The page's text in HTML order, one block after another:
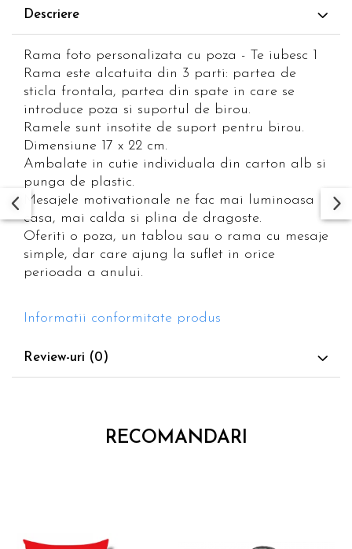
Descriere
Rama foto personalizata cu poza - Te iubesc 1
Rama este alcatuita din 3 parti: partea de
sticla frontala, partea din spate in care se
introduce poza si suportul de birou.
Ramele sunt insotite de suport pentru birou.
Dimensiune 17 x 22 cm.
Ambalate in cutie individuala din carton alb si
punga de plastic.
Mesajele motivationale ne fac mai luminoasa
casa, mai calda si plina de dragoste.
Oferiti o poza, un tablou sau o rama cu mesaje
simple, dar care ajung la suflet in orice
perioada a anului.
Informatii conformitate produs
Review-uri (0)
RECOMANDARI